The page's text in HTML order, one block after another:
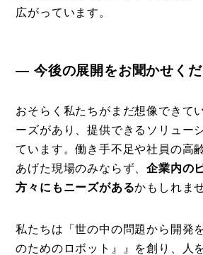
広がっています。
― 今後の展開をお聞かせくだ
おそらく私たちがまだ想像できて
ーズがあり、提供できるソリュー
ています。働き手不足や社員の高
あげた現場のみならず、企業内の
方々にもニーズがあるかもしれま
私たちは「世の中の問題から開発
のためのロボット』』を創り、人